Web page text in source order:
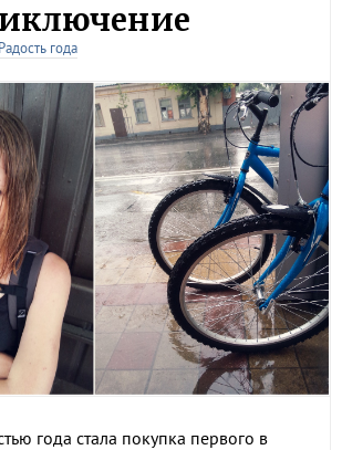
Радость года
года стала покупка первого в